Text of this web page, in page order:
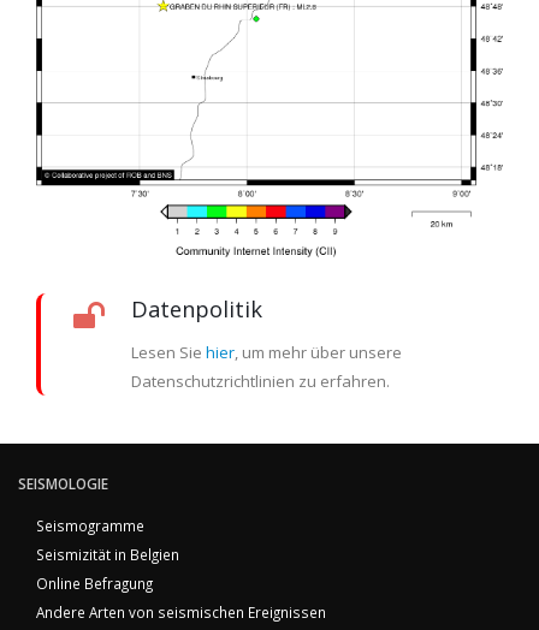
Datenpolitik
Lesen Sie hier, um mehr über unsere
Datenschutzrichtlinien zu erfahren.
SEISMOLOGIE
Seismogramme
Seismizität in Belgien
Online Befragung
Andere Arten von seismischen Ereignissen